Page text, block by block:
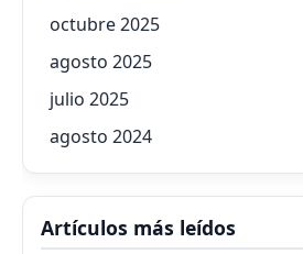
octubre 2025
agosto 2025
julio 2025
agosto 2024
Artículos más leídos